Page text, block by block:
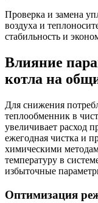
Проверка и замена
воздуха и
стабильность и
Влияние
котла на
Для снижения
теплообменник в
увеличивает расход
ежегодная чистка и
химическими
температуру в
избыточные
Оптимизация